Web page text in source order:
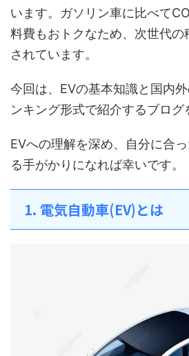
います。ガソリン車に比べて
料費もおトクなため、次世代
されています。
今回は、EVの基本知識と国内
ンキング形式で紹介するブログ
EVへの理解を深め、自分に合
る手がかりになれば幸いです。
1. 電気自動車(EV)とは